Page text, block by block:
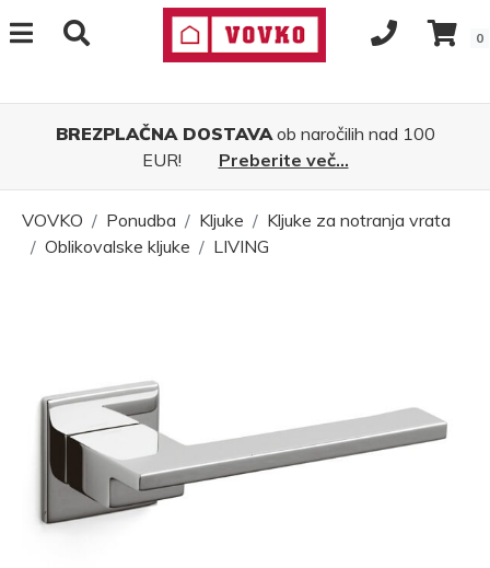
0
BREZPLAČNA DOSTAVAob naročilih nad 100
EUR!
Preberite več...
VOVKO Ponudba Kljuke
Kljuke za notranja vrata
Oblikovalske kljuke
LIVING